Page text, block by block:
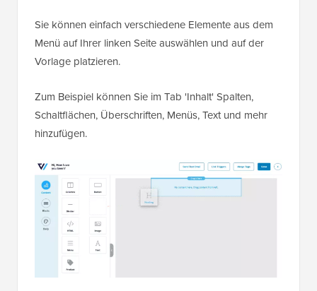
Sie können einfach verschiedene Elemente aus dem
Menü auf Ihrer linken Seite auswählen und auf der
Vorlage platzieren.
Zum Beispiel können Sie im Tab 'Inhalt' Spalten,
Schaltflächen, Überschriften, Menüs, Text und mehr
hinzufügen.